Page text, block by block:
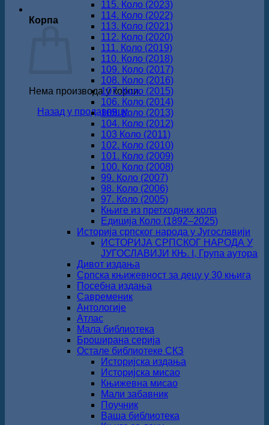
Корпа
Нема производа у корпи.
Назад у продавницу
115. Коло (2023)
114. Коло (2022)
113. Коло (2021)
112. Коло (2020)
111. Коло (2019)
110. Коло (2018)
109. Коло (2017)
108. Коло (2016)
107. Коло (2015)
106. Коло (2014)
105. Коло (2013)
104. Коло (2012)
103 Коло (2011)
102. Коло (2010)
101. Коло (2009)
100. Коло (2008)
99. Коло (2007)
98. Коло (2006)
97. Коло (2005)
Књиге из претходних кола
Едиција Коло (1892‒2025)
Историја српског народа у Југославији
ИСТОРИЈА СРПСКОГ НАРОДА У
ЈУГОСЛАВИЈИ КЊ. I, Група аутора
Дивот издања
Српска књижевност за децу у 30 књига
Посебна издања
Савременик
Антологије
Атлас
Мала библиотека
Броширана серија
Остале библиотеке СКЗ
Историјска издања
Историјска мисао
Књижевна мисао
Мали забавник
Поучник
Ваша библиотека